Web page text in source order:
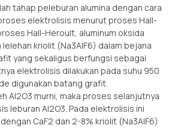
tahap peleburan alumina dengan cara
elektrolisis menurut proses Hall-
Hall-Heroult, aluminum oksida
lelehan kriolit (Na3AlF6) dalam bejana
yang sekaligus berfungsi sebagai
elektrolisis dilakukan pada suhu 950
digunakan batang grafit.
Al2O3 murni, maka proses selanjutnya
leburan Al2O3. Pada elektrolisis ini
CaF2 dan 2-8% kriolit (Na3AlF6)